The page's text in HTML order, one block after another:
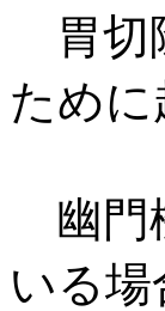
胃切
ため
幽門
いる